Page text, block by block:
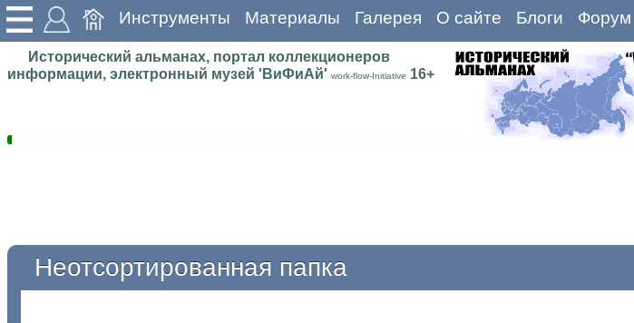
Инструменты Материалы Галерея О сайте Блоги Форум
Исторический альманах, портал коллекционеров
информации, электронный музей 'ВиФиАй' work-flow-Initiative 16+
Неотсортированная папка